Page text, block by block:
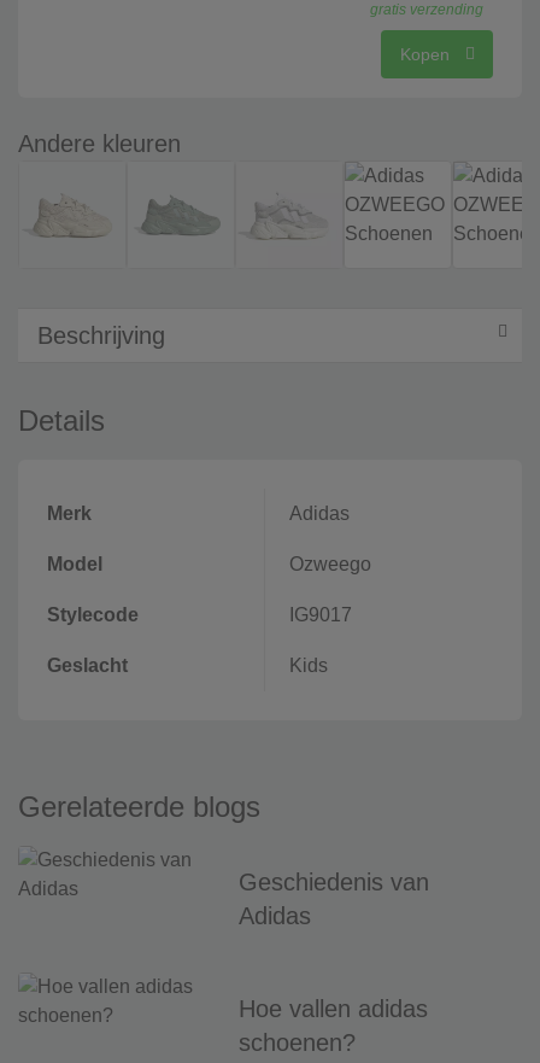
gratis verzending
Kopen
Andere kleuren
Beschrijving
Details
Merk Adidas
Model Ozweego
Stylecode IG9017
Geslacht Kids
Gerelateerde blogs
Geschiedenis van
Adidas
Hoe vallen adidas
schoenen?